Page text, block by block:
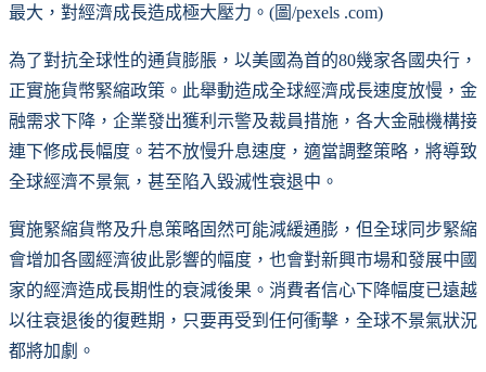
最大，對經濟成長造成極大壓力。(圖/pexels .com)
為了對抗全球性的通貨膨脹，以美國為首的80幾家各國央行，
正實施貨幣緊縮政策。此舉動造成全球經濟成長速度放慢，金
融需求下降，企業發出獲利示警及裁員措施，各大金融機構接
連下修成長幅度。若不放慢升息速度，適當調整策略，將導致
全球經濟不景氣，甚至陷入毀滅性衰退中。
實施緊縮貨幣及升息策略固然可能減緩通膨，但全球同步緊縮
會增加各國經濟彼此影響的幅度，也會對新興市場和發展中國
家的經濟造成長期性的衰減後果。消費者信心下降幅度已遠越
以往衰退後的復甦期，只要再受到任何衝擊，全球不景氣狀況
都將加劇。